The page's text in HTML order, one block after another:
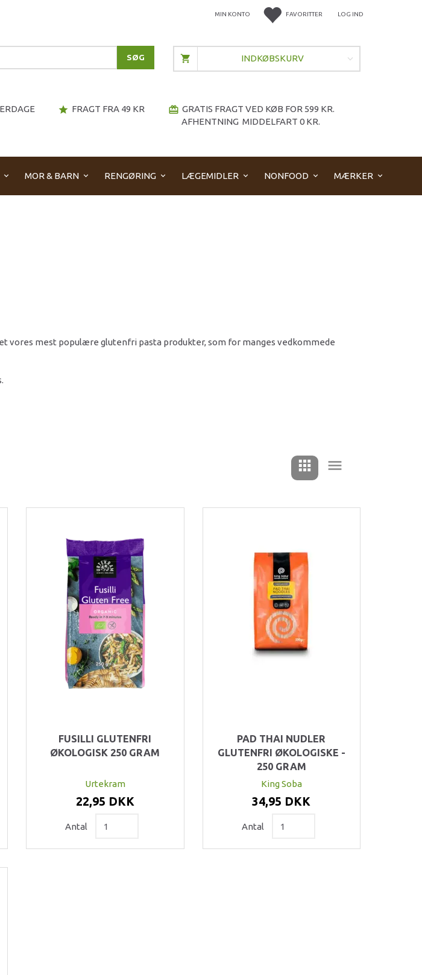
FAVORITTER LOG IND
MIN KONTO
SØG
star FRAGT FRA 49 KR redeem GRATIS FRAGT VED KØB FOR 599 KR.
AFHENTNING MIDDELFART 0 KR.
INDKØBSKURV
MOR & BARN RENGØRING LÆGEMIDLER NONFOOD MÆRKER
vores mest populære glutenfri pasta produkter, som for manges vedkommede
FUSILLI GLUTENFRI
ØKOLOGISK 250 GRAM
Urtekram
22,95 DKK
Antal
PAD THAI NUDLER
GLUTENFRI ØKOLOGISKE -
250 GRAM
King Soba
34,95 DKK
Antal